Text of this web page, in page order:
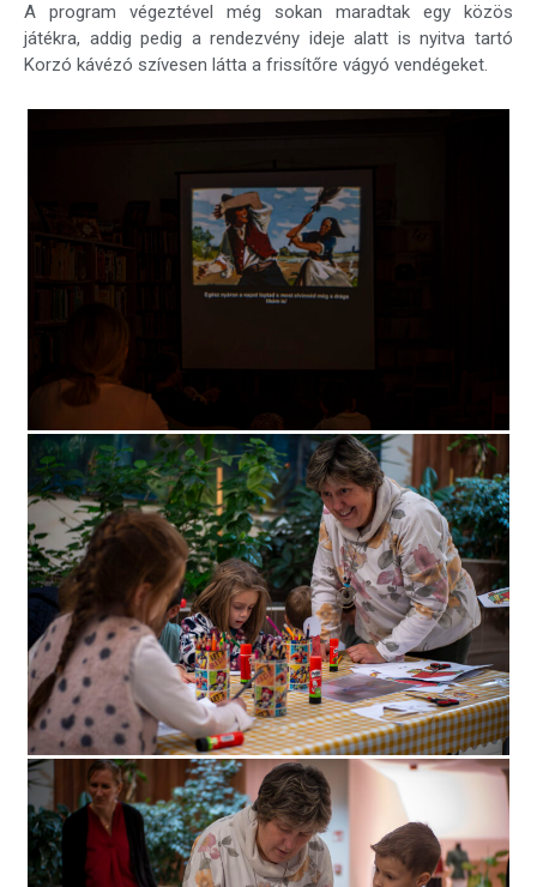
A program végeztével még sokan maradtak egy közös
játékra, addig pedig a rendezvény ideje alatt is nyitva tartó
Korzó kávézó szívesen látta a frissítőre vágyó vendégeket.